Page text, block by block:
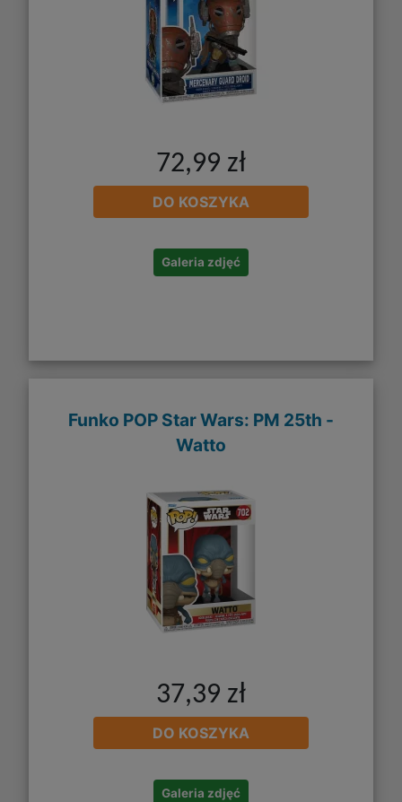
72,99 zł
DO KOSZYKA
Galeria zdjęć
Funko POP Star Wars: PM 25th -
Watto
37,39 zł
DO KOSZYKA
Galeria zdjęć